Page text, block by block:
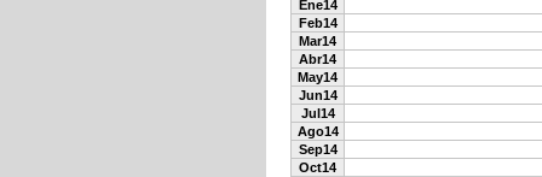
Ene14
Feb14
Mar14
Abr14
May14
Jun14
Jul14
Ago14
Sep14
Oct14